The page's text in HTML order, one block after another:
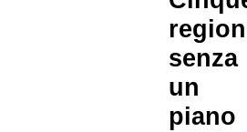
senza
un
piano